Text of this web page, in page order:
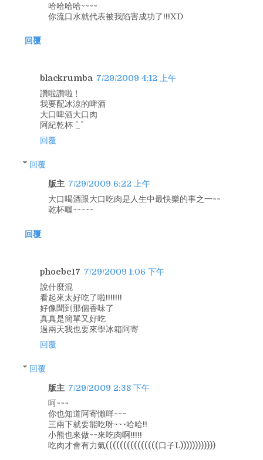
哈哈哈哈~~~~
你流口水就代表被我陷害成功了!!!XD
回覆
blackrumba 7/29/2009 4:12 上午
讚啦讚啦﹗
我要配冰涼的啤酒
大口啤酒大口肉
阿紀乾杯 ^_^
回覆
回覆
版主 7/29/2009 6:22 上午
大口喝酒跟大口吃肉是人生中最快樂的事之一~~
乾杯喔~~~~~
回覆
phoebe17 7/29/2009 1:06 下午
說什麼混
看起來太好吃了啦!!!!!!!
好像聞到那個香味了
真真是簡單又好吃
過兩天我也要來學冰箱阿寄
回覆
回覆
版主 7/29/2009 2:38 下午
呵~~~
你也知道阿寄懶咩~~~
三兩下就要能吃呀~~~哈哈!!
小熊也來做~~來吃肉啊!!!!!
吃肉才會有力氣(((((((((((((((口子L))))))))))))